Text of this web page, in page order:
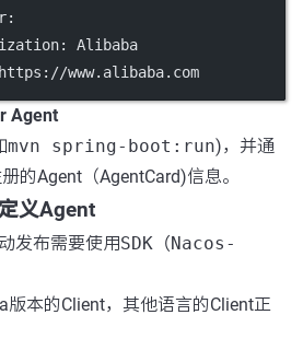
:
: Alibaba
https://www.alibaba.com
Agent
mvn spring-boot:run)，并通
的Agent（AgentCard)信息。
义Agent
发布需要使用SDK（Nacos-
版本的Client，其他语言的Client正